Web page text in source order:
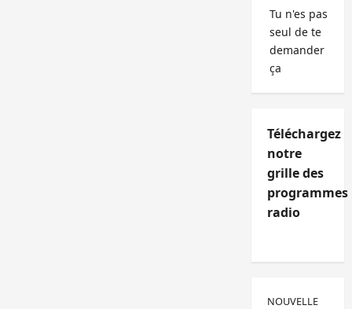
Tu n'es pas
seul de te
demander
ça
Téléchargez
notre
grille des
programmes
radio
NOUVELLE